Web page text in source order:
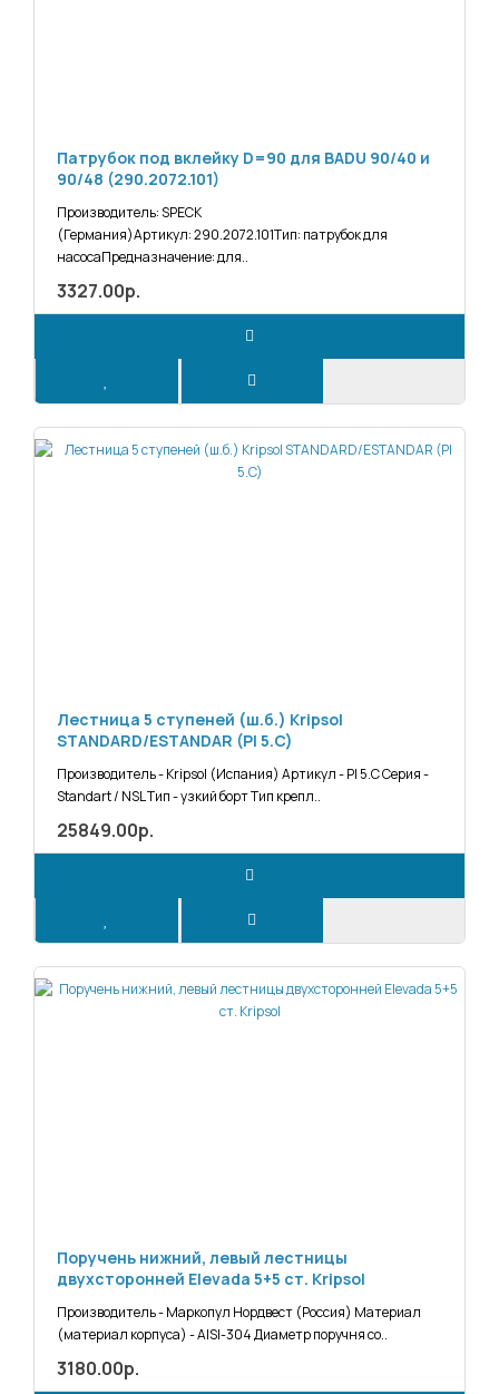
Патрубок под вклейку D=90 для BADU 90/40 и
90/48 (290.2072.101)
Производитель: SPECK
(Германия)Артикул: 290.2072.101Тип: патрубок для
насосаПредназначение: для..
3327.00р.
Лестница 5 ступеней (ш.б.) Kripsol
STANDARD/ESTANDAR (PI 5.C)
Производитель - Kripsol (Испания) Артикул - PI 5.C Серия -
Standart / NSL Тип - узкий борт Тип крепл..
25849.00р.
Поручень нижний, левый лестницы
двухсторонней Elevada 5+5 ст. Kripsol
Производитель - Маркопул Нордвест (Россия) Материал
(материал корпуса) - AISI-304 Диаметр поручня со..
3180.00р.